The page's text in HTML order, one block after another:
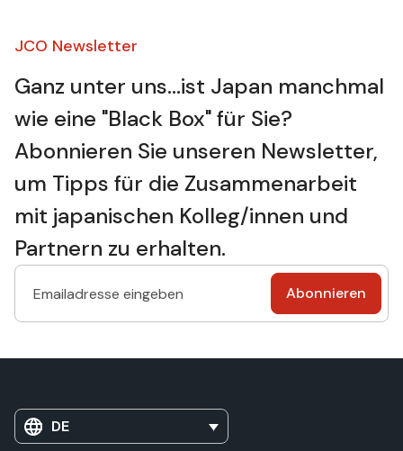
JCO Newsletter​
Ganz unter uns...ist Japan manchmal
wie eine "Black Box" für Sie?
Abonnieren Sie unseren Newsletter,
um Tipps für die Zusammenarbeit
mit japanischen Kolleg/innen und
Partnern zu erhalten.
DE